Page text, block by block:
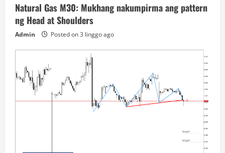
Natural Gas M30: Mukhang nakumpirma ang pattern
ng Head at Shoulders
Admin Posted on 3 linggo ago